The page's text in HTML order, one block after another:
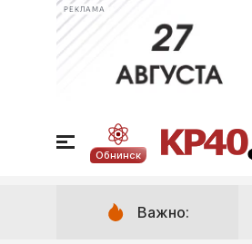
РЕКЛАМА
Обнинск
Важно: